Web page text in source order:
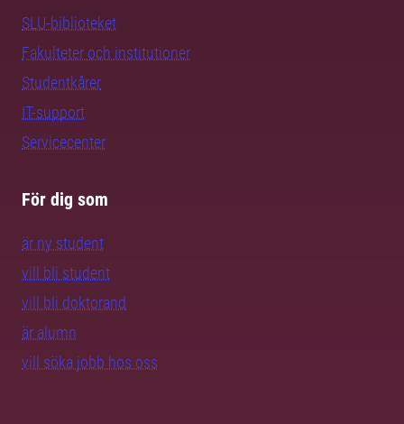
SLU-biblioteket
Fakulteter och institutioner
Studentkårer
IT-support
Servicecenter
För dig som
är ny student
vill bli student
vill bli doktorand
är alumn
vill söka jobb hos oss